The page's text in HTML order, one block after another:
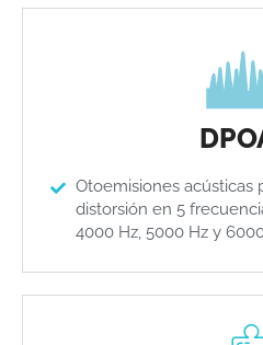
Otoemisiones acústicas
distorsión en 5
4000 Hz, 5000 Hz y